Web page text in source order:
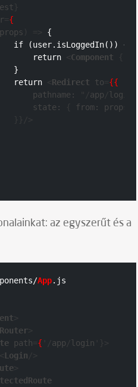
{
props
{
if (user.isLoggedIn()) {
return
Component
}
return
Redirect to
{{
pathname:
app login
state:
from:
az egyszerűt és a
App. js
path { app login
Login